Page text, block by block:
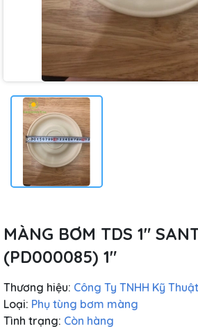
MÀNG BƠM TDS 1″
(PD000085) 1"
Thương hiệu: Công Ty TNHH Kỹ
Loại: Phụ tùng bơm màng
Tình trạng: Còn hàng